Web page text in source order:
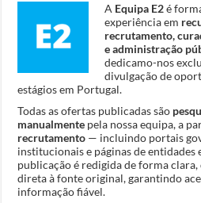
A Equipa E2é
experiência em
recrutamento,
e administração
dedicamo-nos
divulgação de
estágios em Portugal.
Todas as ofertas publicadas são
manualmente pela nossa equipa, a
recrutamento — incluindo portais
institucionais e páginas de entidades
publicação é redigida de forma
direta à fonte original, garantindo
informação fiável.